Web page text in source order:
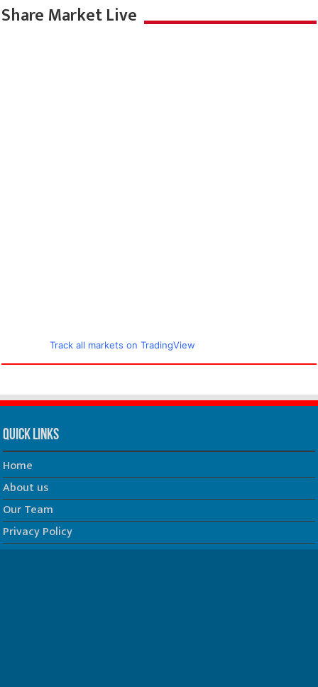
Share Market Live
Track all markets on TradingView
Quick Links
Home
About us
Our Team
Privacy Policy
Contact us